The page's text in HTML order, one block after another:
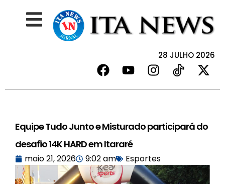
28 JULHO 2026
Equipe Tudo Junto e Misturado participará do
desafio 14K HARD em Itararé
maio 21, 2026 9:02 am Esportes